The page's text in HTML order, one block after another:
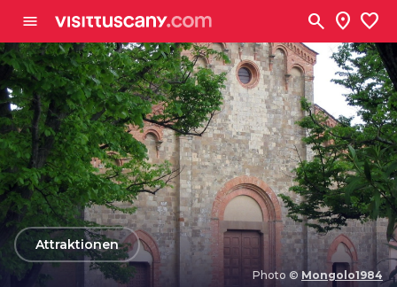
menu search location_on favorite
Photo © Mongolo1984
arrow_backAttraktionen